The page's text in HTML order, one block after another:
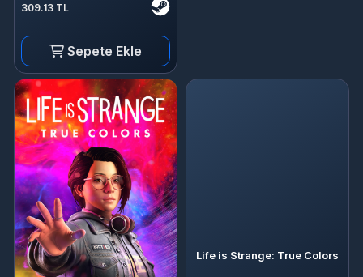
309.13 TL
Sepete Ekle
Life is Strange: True Colors